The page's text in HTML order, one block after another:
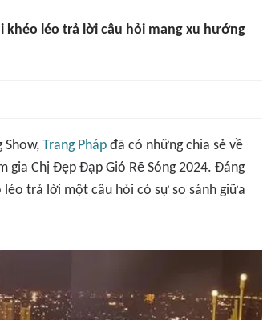
khéo léo trả lời câu hỏi mang xu hướng
Show, Trang Pháp đã có những chia sẻ về
gia Chị Đẹp Đạp Gió Rẽ Sóng 2024. Đáng
léo trả lời một câu hỏi có sự so sánh giữa